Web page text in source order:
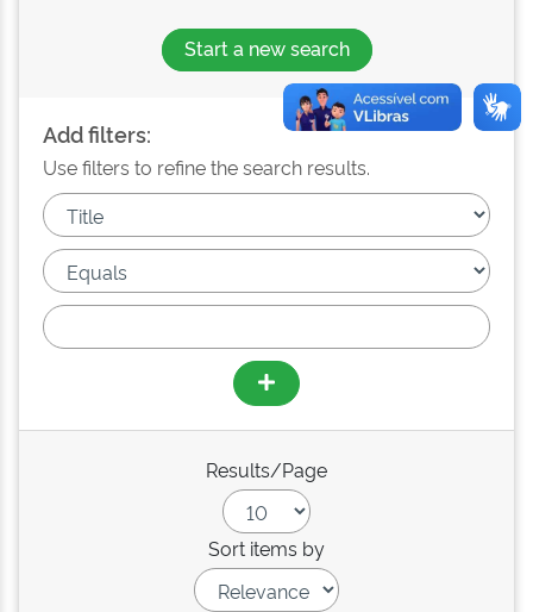
Start a new search
Add filters:
Use filters to refine the search results.
Results/Page
Sort items by